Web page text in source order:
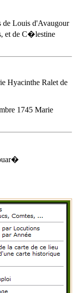
de Louis d'Avaugour
et de C�lestine
Hyacinthe Ralet de
1745 Marie